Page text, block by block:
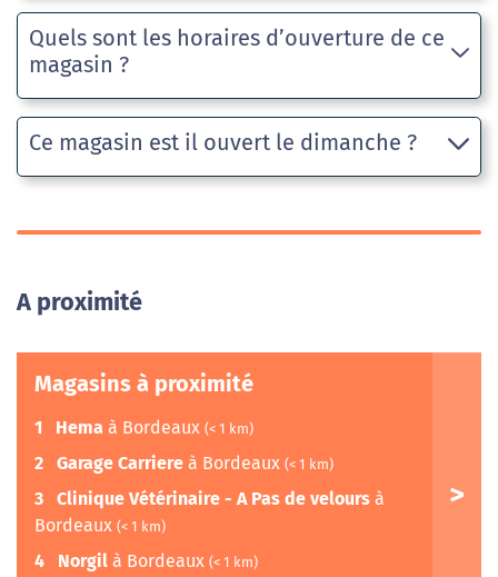
Quels sont les horaires d’ouverture de ce
magasin ?
Ce magasin est il ouvert le dimanche ?
A proximité
Magasins à proximité
1 Hema à Bordeaux (< 1 km)
2 Garage Carriere à Bordeaux (< 1 km)
3 Clinique Vétérinaire - A Pas de velours à
Bordeaux (< 1 km)
4 Norgil à Bordeaux (< 1 km)